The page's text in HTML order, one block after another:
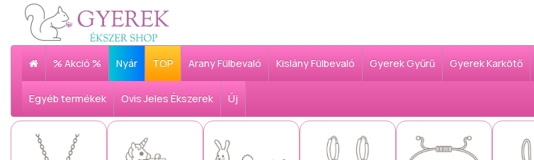
% Akció % Nyár TOP Arany Fülbevaló Kislány Fülbevaló Gyerek Gyűrű Gyerek Karkötő
Egyéb termékek Ovis Jeles Ékszerek Új